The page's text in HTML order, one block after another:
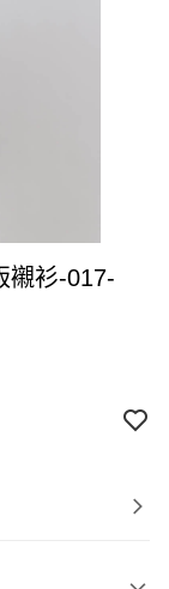
襯衫-017-